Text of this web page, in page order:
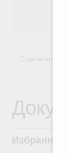
Стратегии